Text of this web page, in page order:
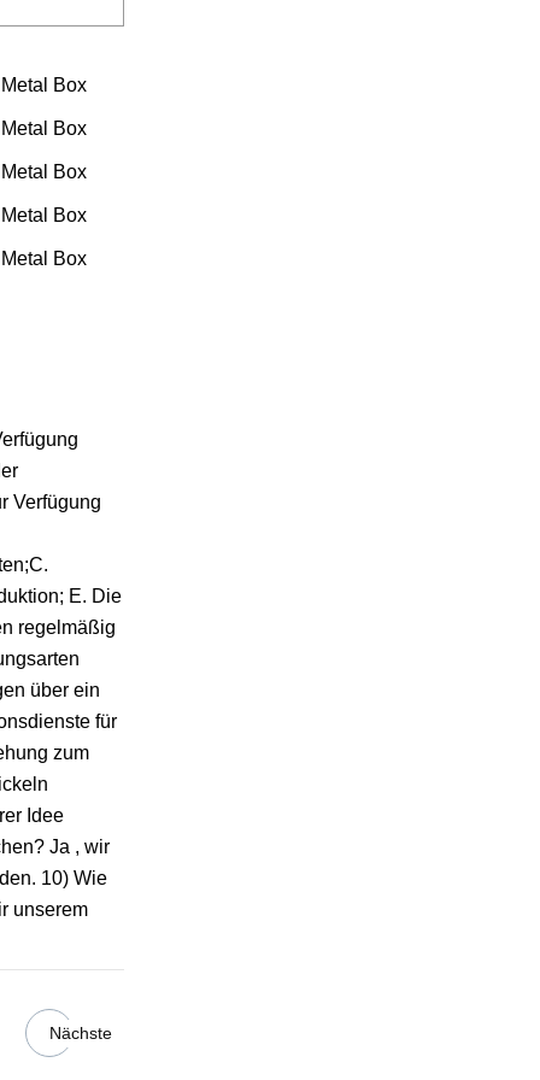
Verfügung
E. Die
regelmäßig
über ein
für
zum
Idee
Ja , wir
10) Wie
unserem
Nächste